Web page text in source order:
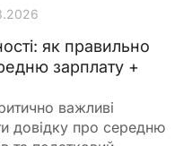
як правильно
зарплату +
важливі
довідку про середню